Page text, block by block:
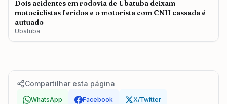
Dois acidentes em rodovia de Ubatuba deixam
motociclistas feridos e o motorista com CNH cassada é
autuado
Ubatuba
Compartilhar esta página
WhatsApp Facebook X/Twitter